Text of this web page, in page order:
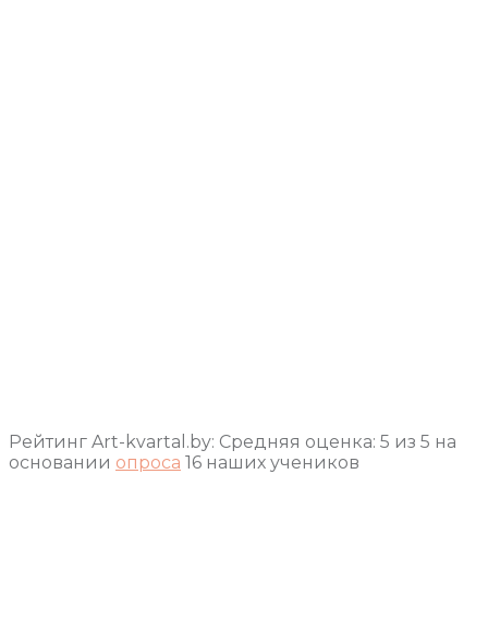
Рейтинг Art-kvartal.by: Средняя оценка: 5 из 5 на
основании опроса 16 наших учеников